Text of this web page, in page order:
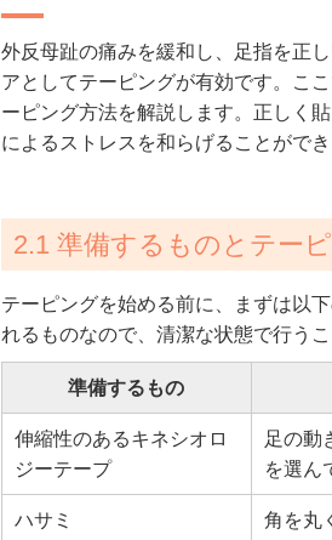
外反母趾の痛みを緩和し、足指を正
アとしてテーピングが有効です。こ
ーピング方法を解説します。正しく
によるストレスを和らげることができ
2.1 準備するものとテー
テーピングを始める前に、まずは以
れるものなので、清潔な状態で行うこ
準備するもの
伸縮性のあるキネシオロ
ジーテープ
足の動
を選ん
ハサミ 角を丸